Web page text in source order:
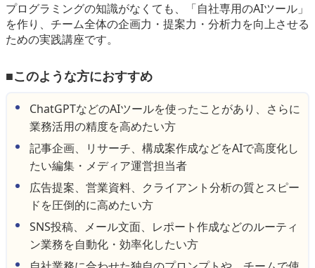
プログラミングの知識がなくても、「自社専用のAIツール」
を作り、チーム全体の企画力・提案力・分析力を向上させる
ための実践講座です。
■このような方におすすめ
ChatGPTなどのAIツールを使ったことがあり、さらに
業務活用の精度を高めたい方
記事企画、リサーチ、構成案作成などをAIで高度化し
たい編集・メディア運営担当者
広告提案、営業資料、クライアント分析の質とスピー
ドを圧倒的に高めたい方
SNS投稿、メール文面、レポート作成などのルーティ
ン業務を自動化・効率化したい方